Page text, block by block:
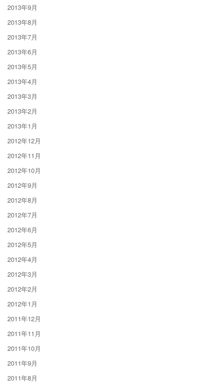
2013年9月
2013年8月
2013年7月
2013年6月
2013年5月
2013年4月
2013年3月
2013年2月
2013年1月
2012年12月
2012年11月
2012年10月
2012年9月
2012年8月
2012年7月
2012年6月
2012年5月
2012年4月
2012年3月
2012年2月
2012年1月
2011年12月
2011年11月
2011年10月
2011年9月
2011年8月